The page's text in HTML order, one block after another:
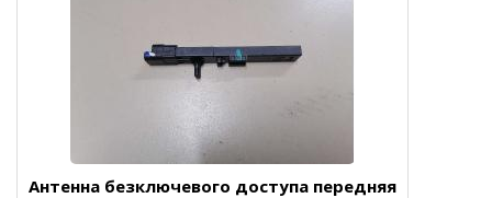
Антенна безключевого доступа передняя